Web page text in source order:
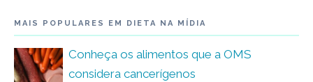
MAIS POPULARES EM DIETA NA MÍDIA
Conheça os alimentos que a OMS
considera cancerígenos